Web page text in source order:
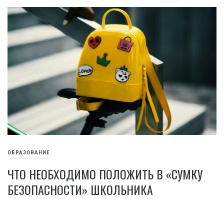
ОБРАЗОВАНИЕ
ЧТО НЕОБХОДИМО ПОЛОЖИТЬ В «СУМКУ
БЕЗОПАСНОСТИ» ШКОЛЬНИКА